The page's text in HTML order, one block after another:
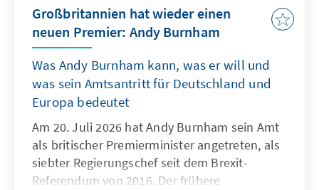
Großbritannien hat wieder einen
neuen Premier: Andy Burnham
Was Andy Burnham kann, was er will und
was sein Amtsantritt für Deutschland und
Europa bedeutet
Am 20. Juli 2026 hat Andy Burnham sein Amt
als britischer Premierminister angetreten, als
siebter Regierungschef seit dem Brexit-
Referendum von 2016. Der frühere